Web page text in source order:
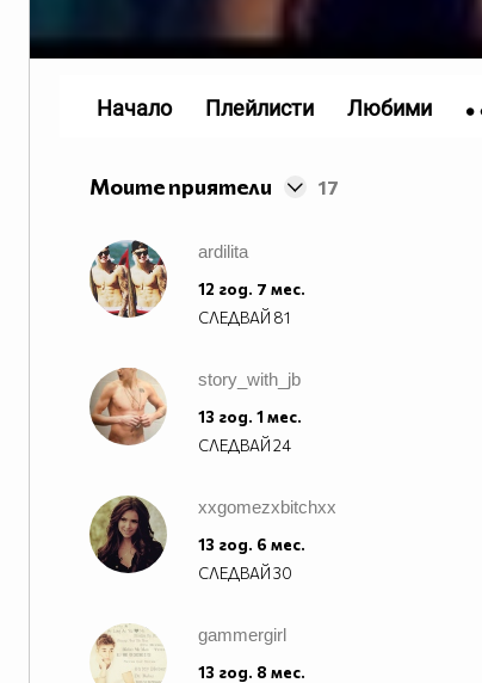
Моите приятели 17
ardilita
12 год. 7 мес.
СЛЕДВАЙ 81
story_with_jb
13 год. 1 мес.
СЛЕДВАЙ24
xxgomezxbitchxx
13 год. 6 мес.
СЛЕДВАЙ30
gammergirl
13 год. 8 мес.
Начало Плейлисти Любими